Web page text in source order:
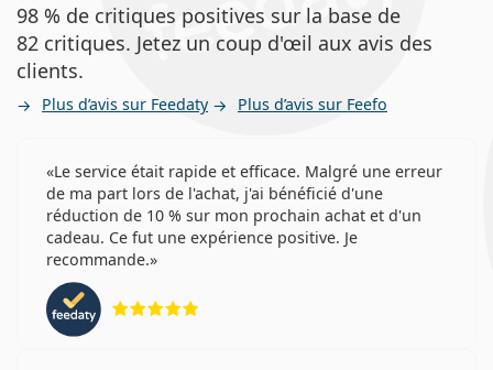
98 % de critiques positives sur la base de
82 critiques. Jetez un coup d'œil aux avis des
clients.
Plus d’avis sur Feedaty Plus d’avis sur Feefo
Le service était rapide et efficace. Malgré une erreur
de ma part lors de l'achat, j'ai bénéficié d'une
réduction de 10 % sur mon prochain achat et d'un
cadeau. Ce fut une expérience positive. Je
recommande.